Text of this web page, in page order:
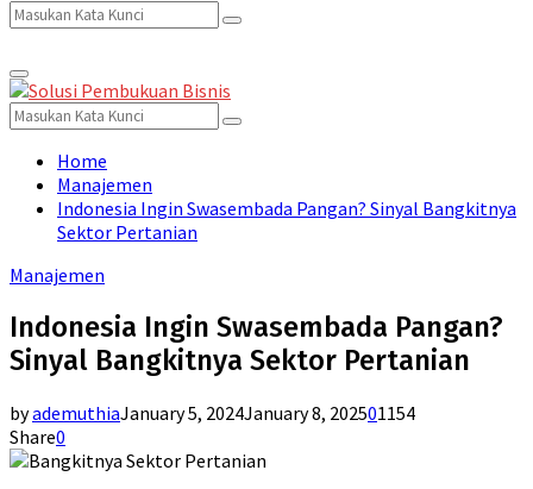
Search
for:
Search
Primary
Menu
Search
for:
Search
Home
Manajemen
Indonesia Ingin Swasembada Pangan? Sinyal Bangkitnya
Sektor Pertanian
Manajemen
Indonesia Ingin Swasembada Pangan?
Sinyal Bangkitnya Sektor Pertanian
byademuthiaJanuary 5, 2024January 8, 202501154
Share0